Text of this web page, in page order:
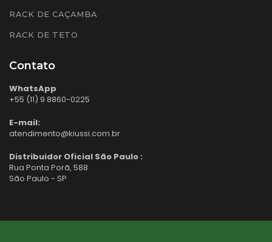
RACK DE CAÇAMBA
RACK DE TETO
Contato
WhatsApp
+55 (11) 9 8860-0225
E-mail:
atendimento@kiussi.com.br
Distribuidor Oficial São Paulo :
Rua Ponta Porã, 588
São Paulo - SP